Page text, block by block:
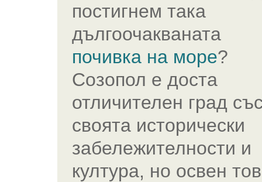
постигнем така
дългоочакваната
почивка на море?
Созопол е доста
отличителен град
своята исторически
забележителности и
култура, но освен